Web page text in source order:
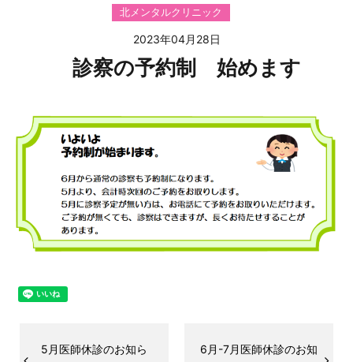
北メンタルクリニック
2023年04月28日
診察の予約制 始めます
5月医師休診のお知ら
6月-7月医師休診のお知